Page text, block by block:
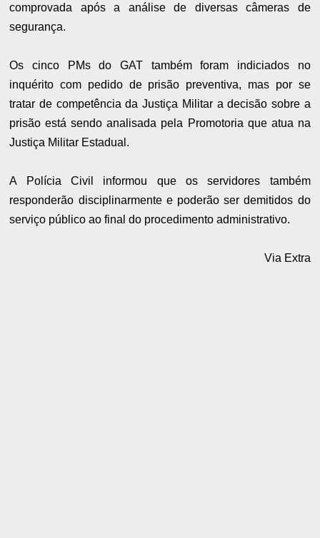
comprovada após a análise de diversas câmeras de
segurança.
Os cinco PMs do GAT também foram indiciados no
inquérito com pedido de prisão preventiva, mas por se
tratar de competência da Justiça Militar a decisão sobre a
prisão está sendo analisada pela Promotoria que atua na
Justiça Militar Estadual.
A Polícia Civil informou que os servidores também
responderão disciplinarmente e poderão ser demitidos do
serviço público ao final do procedimento administrativo.
Via Extra